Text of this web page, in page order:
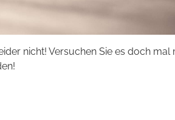
nicht! Versuchen Sie es doch mal